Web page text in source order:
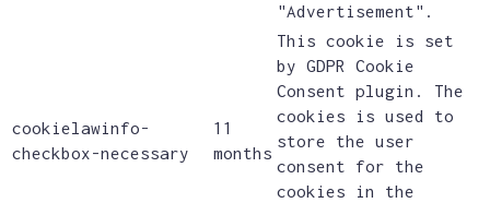
"Advertisement".
cookielawinfo-
checkbox-necessary
11
months
This cookie is set
by GDPR Cookie
Consent plugin. The
cookies is used to
store the user
consent for the
cookies in the